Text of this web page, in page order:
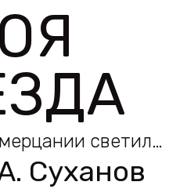
светил…
Суханов